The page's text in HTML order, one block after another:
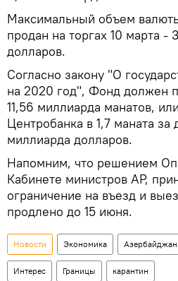
Максимальный объем
продан на торгах 10 марта -
долларов.
Согласно закону "О
на 2020 год", Фонд должен
11,56 миллиарда манатов,
Центробанка в 1,7 маната
миллиарда долларов.
Напомним, что решением
Кабинете министров АР,
ограничение на въезд и
продлено до 15 июня.
Новости Экономика Азербайджан
Интерес Границы карантин